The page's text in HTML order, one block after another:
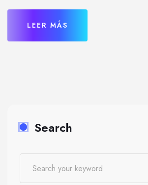
LEER MÁS
Search